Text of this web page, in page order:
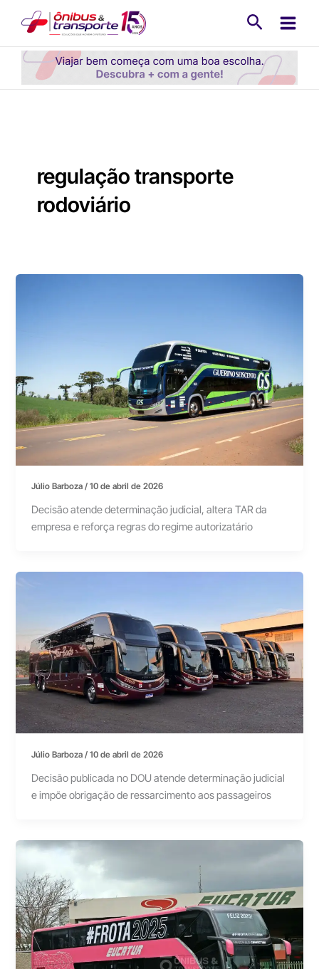
conteúdo
regulação transporte
rodoviário
Júlio Barboza/10 de abril de 2026
Decisão atende determinação judicial, altera TAR da
empresa e reforça regras do regime autorizatário
Júlio Barboza/10 de abril de 2026
Decisão publicada no DOU atende determinação judicial
e impõe obrigação de ressarcimento aos passageiros